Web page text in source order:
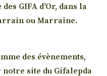
GIFA d’Or, dans la
ou Marraine.
des évènements,
notre site du Gifalepda